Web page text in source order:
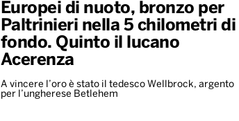
Europei di nuoto, bronzo per
Paltrinieri nella 5 chilometri di
fondo. Quinto il lucano
Acerenza
A vincere l’oro è stato il tedesco Wellbrock, argento
per l’ungherese Betlehem